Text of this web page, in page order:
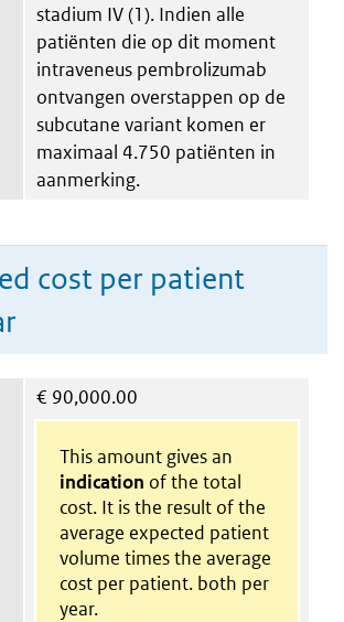
stadium IV (1). Indien alle
patiënten die op dit moment
intraveneus pembrolizumab
ontvangen overstappen op de
subcutane variant komen er
maximaal 4.750 patiënten in
aanmerking.
cost per patient
€ 90,000.00
This amount gives an
indication of the total
cost. It is the result of the
average expected patient
volume times the average
cost per patient. both per
year.